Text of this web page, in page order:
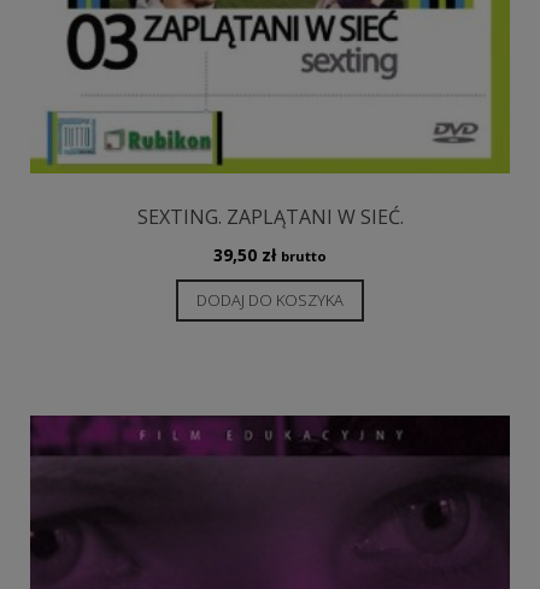
SEXTING. ZAPLĄTANI W SIEĆ.
39,50 zł brutto
DODAJ DO KOSZYKA